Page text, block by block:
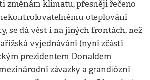
změnám klimatu, přesněji řečeno
oteplování
se dá vést i na jiných frontách, než
vyjednávání (nyní zčásti
prezidentem Donaldem
závazky a grandiózní